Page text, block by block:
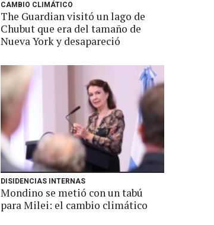
CAMBIO CLIMÁTICO
The Guardian visitó un lago de
Chubut que era del tamaño de
Nueva York y desapareció
DISIDENCIAS INTERNAS
Mondino se metió con un tabú
para Milei: el cambio climático